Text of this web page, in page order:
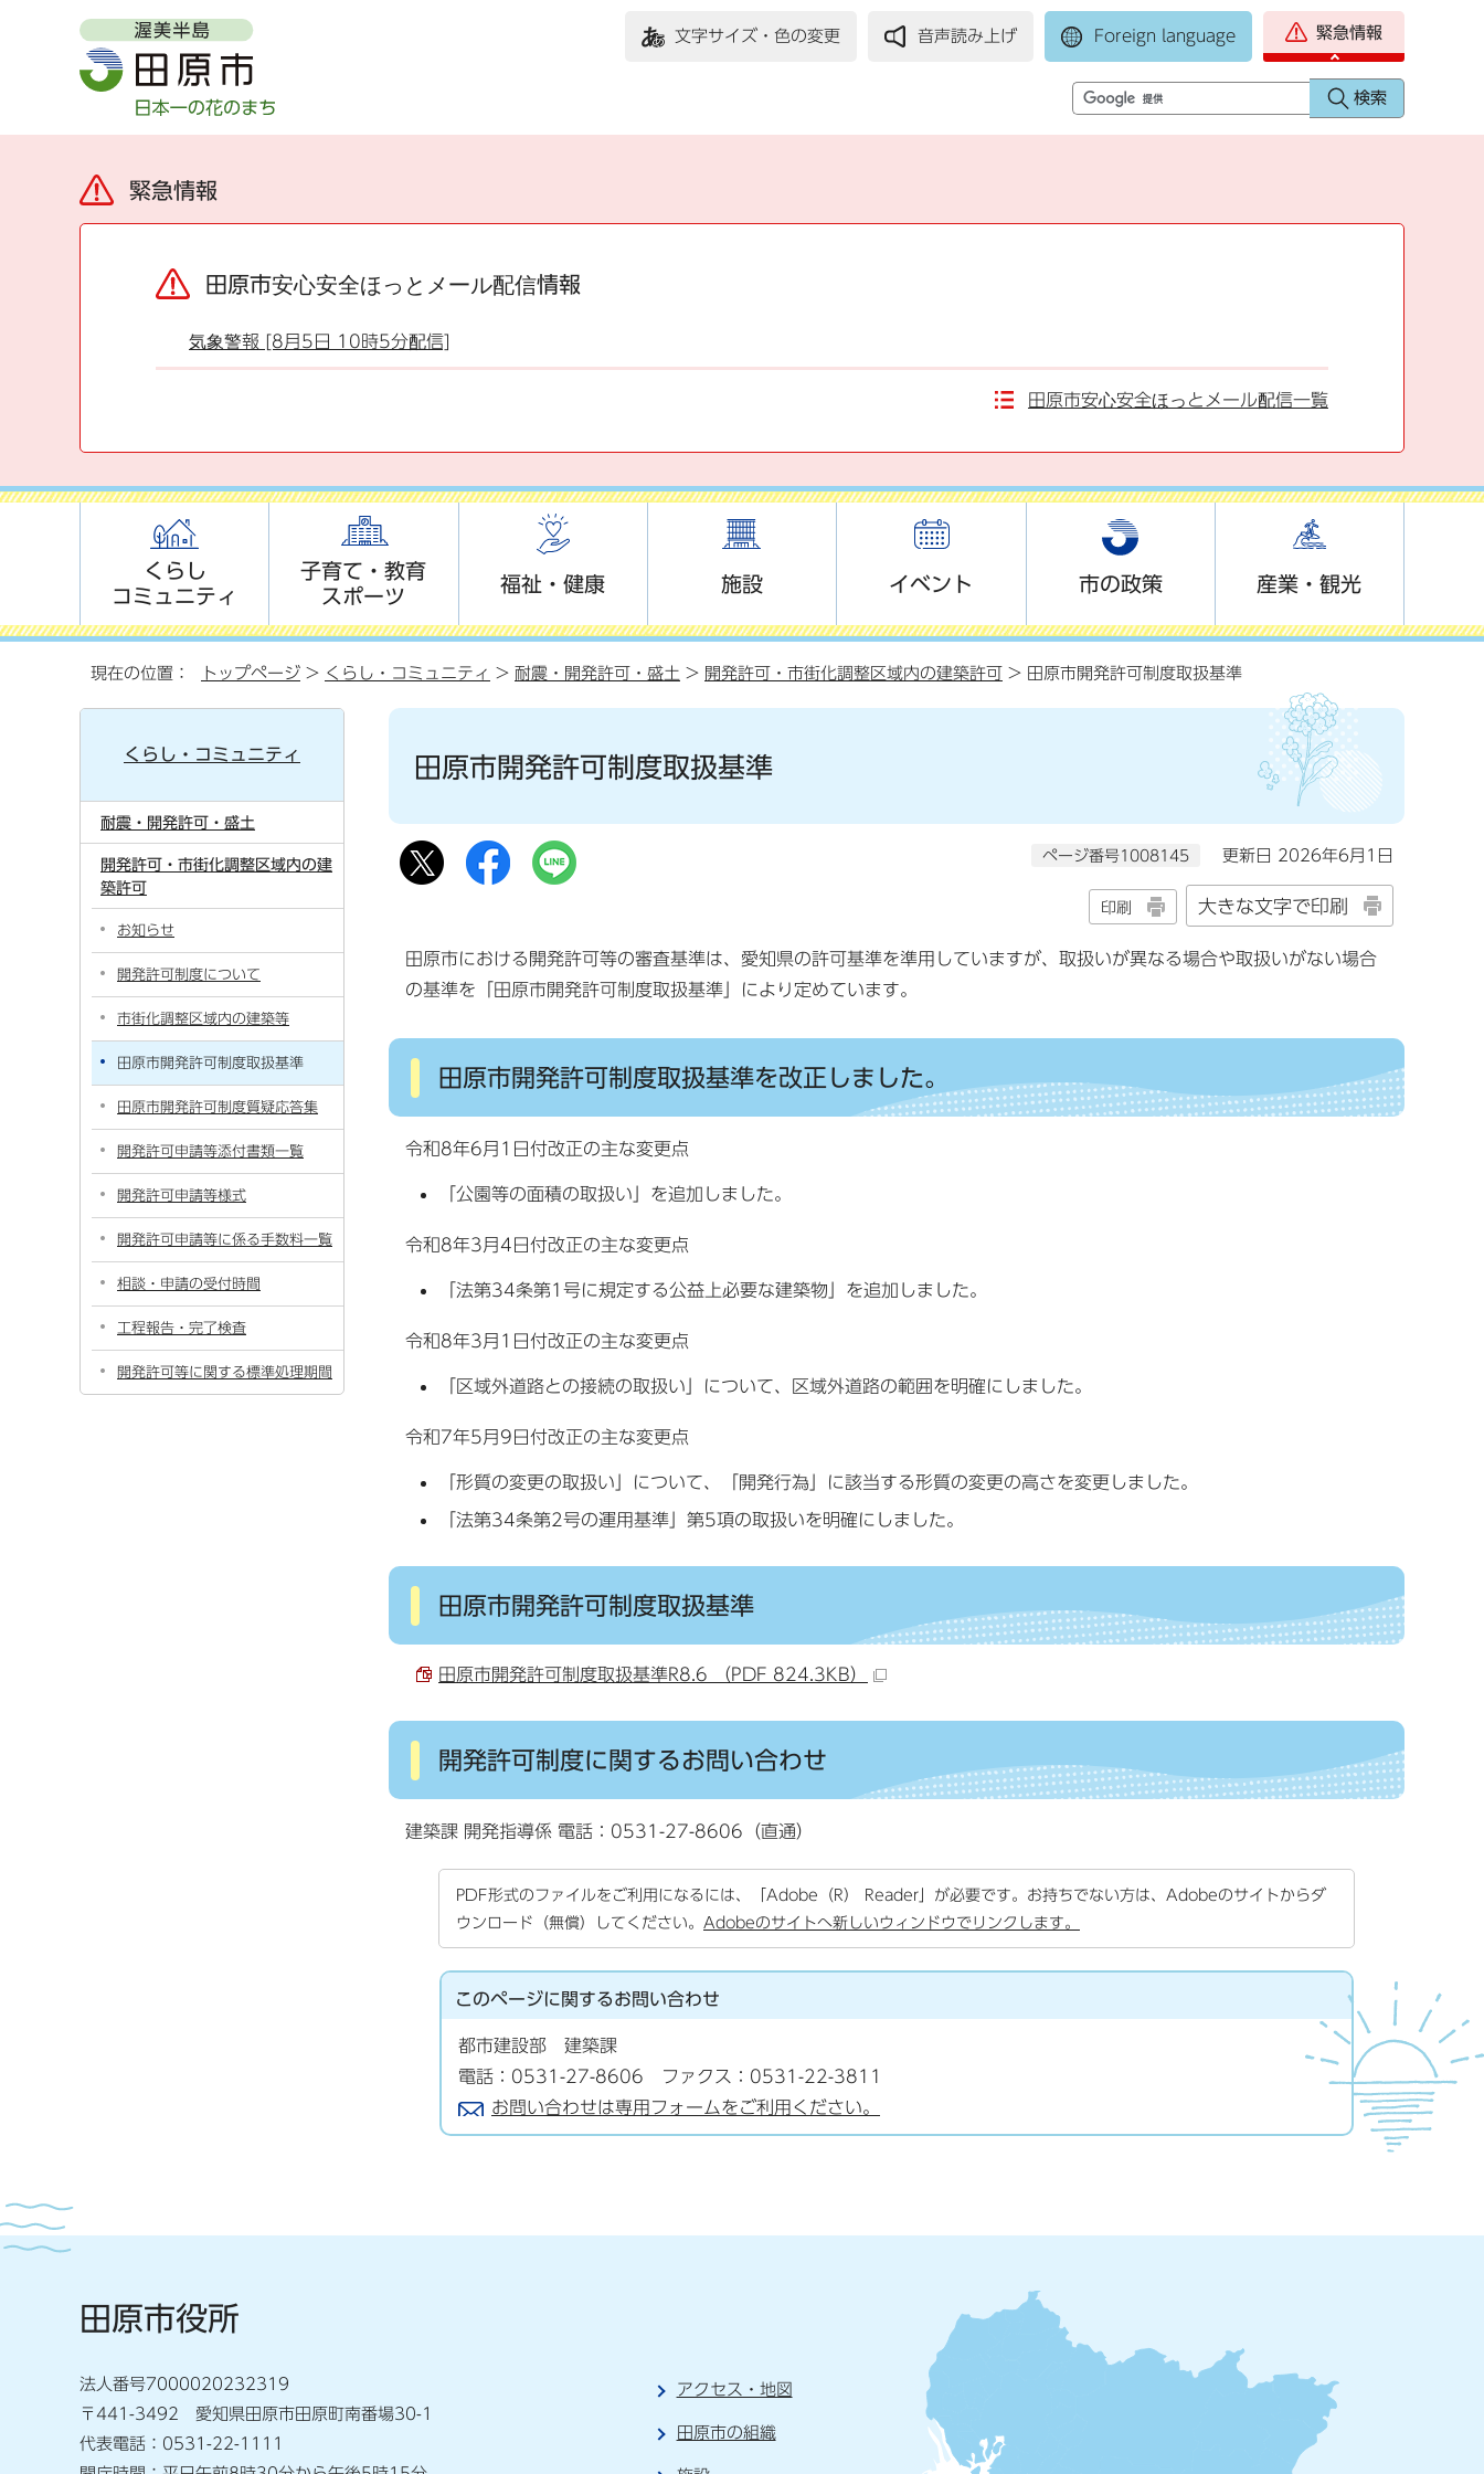
文字サイズ・色の変更 音声読み上げ Foreign language 緊急情報
緊急情報
田原市安心安全ほっとメール配信情報
気象警報 [8月5日 10時5分配信]
田原市安心安全ほっとメール配信一覧
くらし
コミュニティ
子育て・教育
スポーツ
福祉・健康 施設 イベント 市の政策 産業・観光
現在の位置： トップページ > くらし・コミュニティ > 耐震・開発許可・盛土 > 開発許可・市街化調整区域内の建築許可 > 田原市開発許可制度取扱基準
田原市開発許可制度取扱基準
ページ番号1008145 更新日 2026年6月1日
印刷 大きな文字で印刷
田原市における開発許可等の審査基準は、愛知県の許可基準を準用していますが、取扱いが異なる場合や取扱いがない場合
の基準を「田原市開発許可制度取扱基準」により定めています。
田原市開発許可制度取扱基準を改正しました。
令和8年6月1日付改正の主な変更点
「公園等の面積の取扱い」を追加しました。
令和8年3月4日付改正の主な変更点
「法第34条第1号に規定する公益上必要な建築物」を追加しました。
令和8年3月1日付改正の主な変更点
「区域外道路との接続の取扱い」について、区域外道路の範囲を明確にしました。
令和7年5月9日付改正の主な変更点
「形質の変更の取扱い」について、「開発行為」に該当する形質の変更の高さを変更しました。
「法第34条第2号の運用基準」第5項の取扱いを明確にしました。
田原市開発許可制度取扱基準
田原市開発許可制度取扱基準R8.6 （PDF 824.3KB）
開発許可制度に関するお問い合わせ
建築課 開発指導係 電話：0531-27-8606（直通）
PDF形式のファイルをご利用になるには、「Adobe（R） Reader」が必要です。お持ちでない方は、Adobeのサイトからダ
ウンロード（無償）してください。 Adobeのサイトへ新しいウィンドウでリンクします。
このページに関するお問い合わせ
都市建設部 建築課
電話：0531-27-8606 ファクス：0531-22-3811
お問い合わせは専用フォームをご利用ください。
くらし・コミュニティ
耐震・開発許可・盛土
開発許可・市街化調整区域内の建
築許可
お知らせ
開発許可制度について
市街化調整区域内の建築等
田原市開発許可制度取扱基準
田原市開発許可制度質疑応答集
開発許可申請等添付書類一覧
開発許可申請等様式
開発許可申請等に係る手数料一覧
相談・申請の受付時間
工程報告・完了検査
開発許可等に関する標準処理期間
田原市役所
法人番号7000020232319
〒441-3492 愛知県田原市田原町南番場30-1
代表電話：0531-22-1111
アクセス・地図
田原市の組織